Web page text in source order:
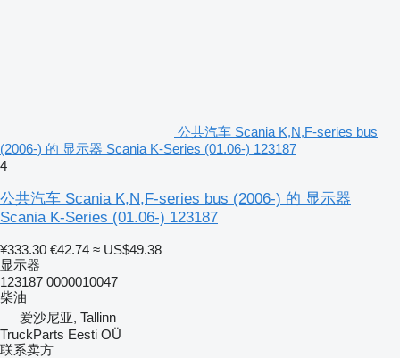
公共汽车 Scania K,N,F-series bus
(2006-) 的 显示器 Scania K-Series (01.06-) 123187
4
公共汽车 Scania K,N,F-series bus (2006-) 的 显示器
Scania K-Series (01.06-) 123187
¥333.30 €42.74 ≈ US$49.38
显示器
123187 0000010047
柴油
爱沙尼亚, Tallinn
TruckParts Eesti OÜ
联系卖方